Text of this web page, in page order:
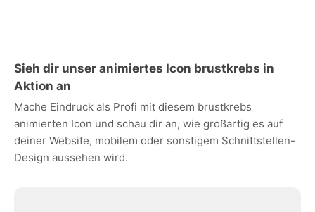
Sieh dir unser animiertes Icon brustkrebs in
Aktion an
Mache Eindruck als Profi mit diesem brustkrebs
animierten Icon und schau dir an, wie großartig es auf
deiner Website, mobilem oder sonstigem Schnittstellen-
Design aussehen wird.